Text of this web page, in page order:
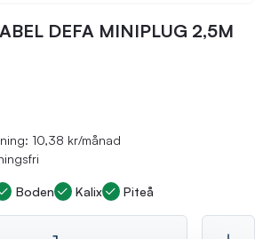
DEFA MINIPLUG 2,5M
10,38 kr/månad
Boden Kalix Piteå